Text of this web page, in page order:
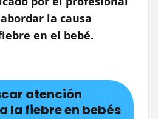
la causa
en el bebé.
atención
la fiebre en bebés